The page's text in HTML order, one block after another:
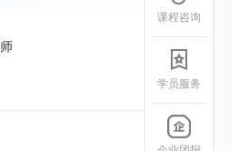
课程咨询
学员服务